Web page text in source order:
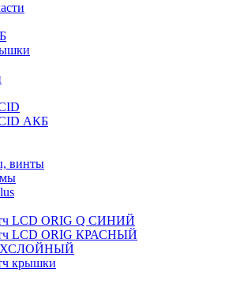
АКБ
винты
LCD ORIG Q СИНИЙ
LCD ORIG КРАСНЫЙ
крышки